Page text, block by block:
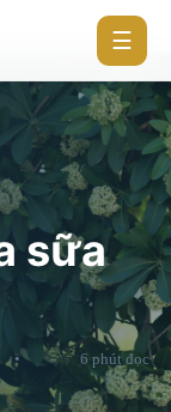
☰
sữa
• 6 phút đọc